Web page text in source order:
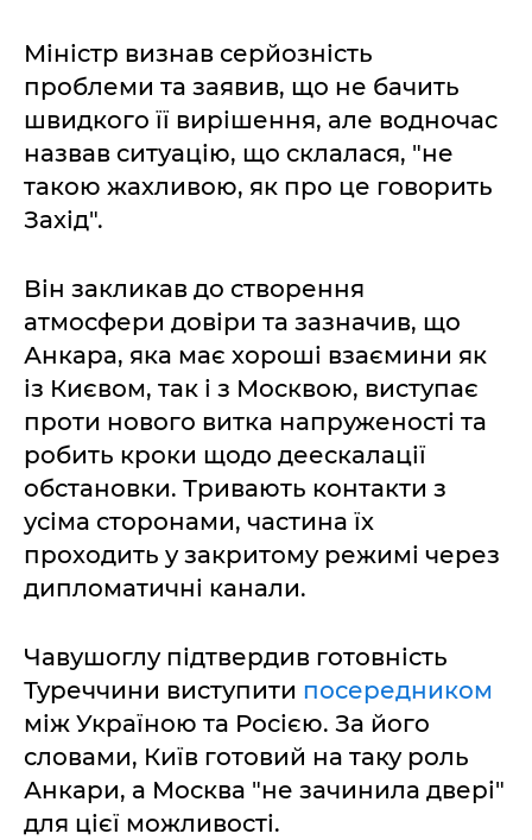
Міністр визнав серйозність
проблеми та заявив, що не бачить
швидкого її вирішення, але водночас
назвав ситуацію, що склалася, "не
такою жахливою, як про це говорить
Захід".
Він закликав до створення
атмосфери довіри та зазначив, що
Анкара, яка має хороші взаємини як
із Києвом, так і з Москвою, виступає
проти нового витка напруженості та
робить кроки щодо деескалації
обстановки. Тривають контакти з
усіма сторонами, частина їх
проходить у закритому режимі через
дипломатичні канали.
Чавушоглу підтвердив готовність
Туреччини виступити посередником
між Україною та Росією. За його
словами, Київ готовий на таку роль
Анкари, а Москва "не зачинила двері"
для цієї можливості.